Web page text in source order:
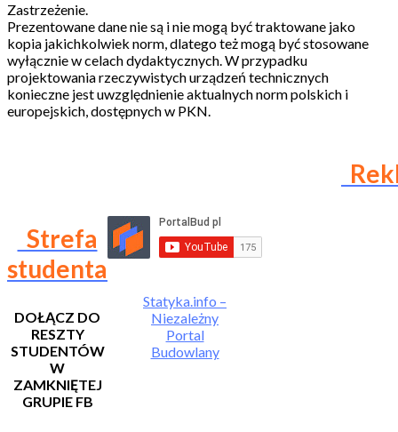
Zastrzeżenie.
Prezentowane dane nie są i nie mogą być traktowane jako
kopia jakichkolwiek norm, dlatego też mogą być stosowane
wyłącznie w celach dydaktycznych. W przypadku
projektowania rzeczywistych urządzeń technicznych
konieczne jest uwzględnienie aktualnych norm polskich i
europejskich, dostępnych w PKN.
Strefa
studenta
DOŁĄCZ DO
RESZTY
STUDENTÓW
W
ZAMKNIĘTEJ
GRUPIE FB
Statyka.info –
Niezależny
Portal
Budowlany